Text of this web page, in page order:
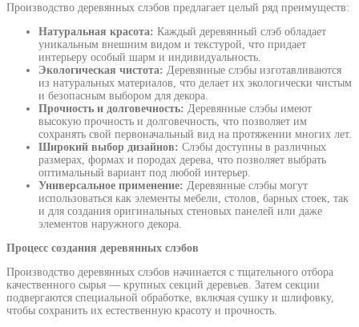
Производство деревянных слэбов предлагает целый ряд преимуществ:
Натуральная красота: Каждый деревянный слэб обладает
уникальным внешним видом и текстурой, что придает
интерьеру особый шарм и индивидуальность.
Экологическая чистота: Деревянные слэбы изготавливаются
из натуральных материалов, что делает их экологически чистым
и безопасным выбором для декора.
Прочность и долговечность: Деревянные слэбы имеют
высокую прочность и долговечность, что позволяет им
сохранять свой первоначальный вид на протяжении многих лет.
Широкий выбор дизайнов: Слэбы доступны в различных
размерах, формах и породах дерева, что позволяет выбрать
оптимальный вариант под любой интерьер.
Универсальное применение: Деревянные слэбы могут
использоваться как элементы мебели, столов, барных стоек, так
и для создания оригинальных стеновых панелей или даже
элементов наружного декора.
Процесс создания деревянных слэбов
Производство деревянных слэбов начинается с тщательного отбора
качественного сырья — крупных секций деревьев. Затем секции
подвергаются специальной обработке, включая сушку и шлифовку,
чтобы сохранить их естественную красоту и прочность.